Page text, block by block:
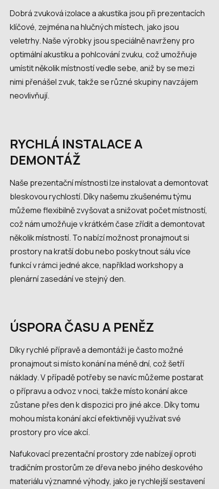
Dobrá zvuková izolace a akustika jsou při prezentacích
klíčové, zejména na hlučných místech, jako jsou
veletrhy. Naše výrobky jsou speciálně navrženy pro
optimální akustiku a pohlcování zvuku, což umožňuje
umístit několik místností vedle sebe, aniž by se mezi
nimi přenášel zvuk, takže se různé skupiny navzájem
neovlivňují.
RYCHLÁ INSTALACE A
DEMONTÁŽ
Naše prezentační místnosti lze instalovat a demontovat
bleskovou rychlostí. Díky našemu zkušenému týmu
můžeme flexibilně zvyšovat a snižovat počet místností,
což nám umožňuje v krátkém čase zřídit a demontovat
několik místností. To nabízí možnost pronajmout si
prostory na kratší dobu nebo poskytnout sálu více
funkcí v rámci jedné akce, například workshopy a
plenární zasedání ve stejný den.
ÚSPORA ČASU A PENĚZ
Díky rychlé přípravě a demontáži je často možné
pronajmout si místo konání na méně dní, což šetří
náklady. V případě potřeby se navíc můžeme postarat
o přípravu a odvoz v noci, takže místo konání akce
zůstane přes den k dispozici pro jiné akce. Díky tomu
mohou místa konání akcí efektivněji využívat své
prostory pro více akcí.
Nafukovací prezentační prostory zde nabízejí oproti
tradičním prostorům ze dřeva nebo jiného deskového
materiálu významné výhody, jako je rychlejší sestavení